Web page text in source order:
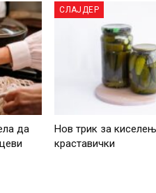
да
СЛАЈДЕР
Нов трик за
краставички